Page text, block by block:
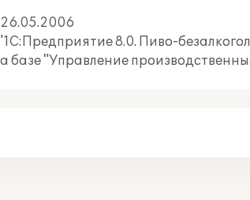
8.0. Пиво-
базе "Управление